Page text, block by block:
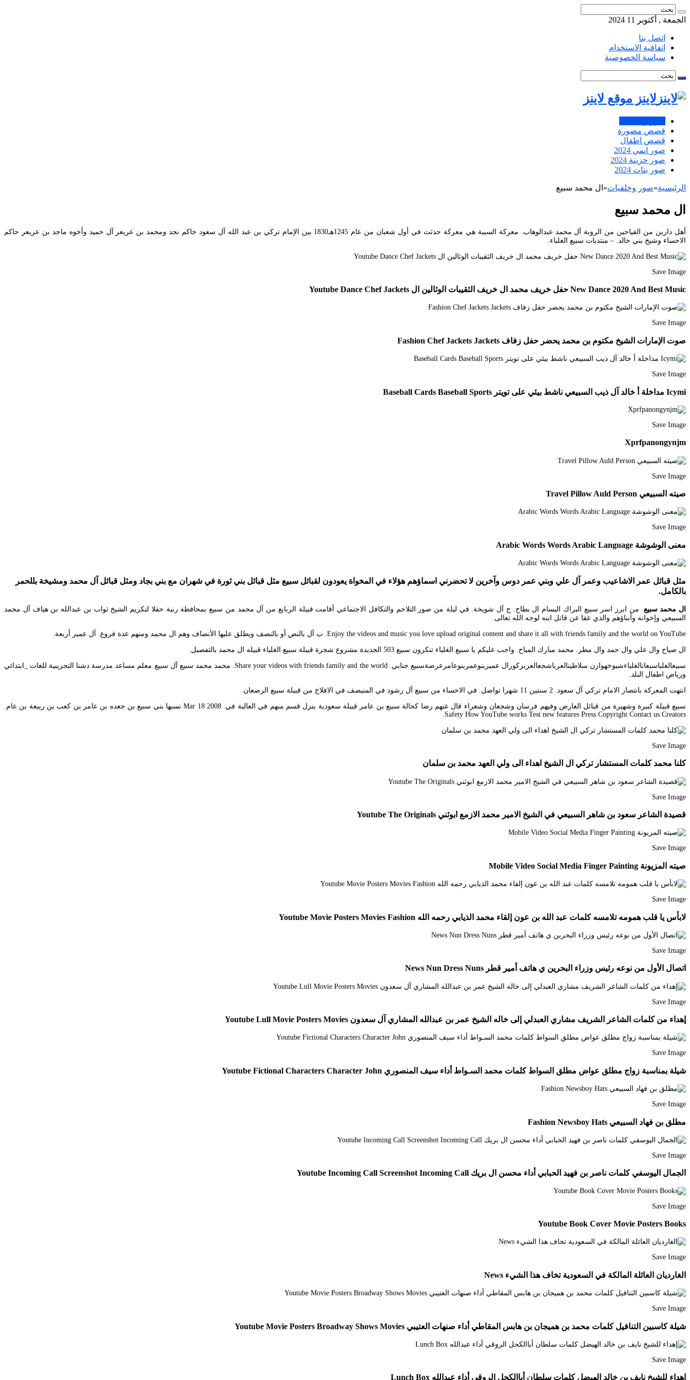
الجمعة , أكتوبر 11 2024
اتصل بنا
اتفاقية الاستخدام
سياسة الخصوصية
لاينز موقع لاينز
قصص مصورة
قصص اطفال
صور انمي 2024
صور حزينة 2024
صور بنات 2024
الرئيسية»صور وخلفيات» ال محمد سبيع
ال محمد سبيع
أهل دارين من الفياحين من الروبة آل محمد عبدالوهاب. معركة السبية هي معركة حدثت في أول شعبان من عام 1245هـ1830 بين الإمام تركي بن عبد الله آل سعود حاكم نجد ومحمد بن عريعر آل حميد وأخوه ماجد بن عريعر حاكم
الاحساء وشيخ بني خالد. – منتديات سبيع الغلباء.
Save Image
New Dance 2020 And Best Music حفل خريف محمد ال خريف الثقيبات الوثالين ال Youtube Dance Chef Jackets
Save Image
صوت الإمارات الشيخ مكتوم بن محمد يحضر حفل زفاف Fashion Chef Jackets Jackets
Save Image
Icymi مداخلة أ خالد آل ذيب السبيعي ناشط بيئي على تويتر Baseball Cards Baseball Sports
Save Image
Xprfpanongynjm
Save Image
صيته السبيعي Travel Pillow Auld Person
Save Image
معنى الوشوشة Arabic Words Words Arabic Language
مثل قبائل عمر الاشاعيب وعمر آل علي وبني عمر دوس وآخرين لا تحضرني اسماؤهم هؤلاء في المخواة يعودون لقبائل سبيع مثل قبائل بني ثورة في شهران مع بني بجاد ومثل قبائل آل محمد ومشيخة بللحمر
بالكامل.
ال محمد سبيع . من ابرز اسر سبيع البراك البسام ال بطاح. ج آل شويخة. في ليلة من صور التلاحم والتكافل الاجتماعي أقامت قبيلة الربايع من آل محمد من سبيع بمحافظة رنية حفلا لتكريم الشيخ ثواب بن عبدالله بن هياف آل محمد
السبيعي وإخوانه وأبناؤهم والذي عفا عن قاتل ابنه لوجه الله تعالى.
Enjoy the videos and music you love upload original content and share it all with friends family and the world on YouTube. ب آل بالنص أو بالنصف ويطلق عليها الأنصاف وهم ال محمد ومنهم عدة فروع. آل عمير أربعة.
ال صياح وال علي وال حمد وال مطر. محمد مبارك المياح. واجب عليكم يا سبيع الغلباء تنكرون سبيع 503 الجديدة مشروع شجرة قبيلة سبيع الغلباء قبيله ال محمد بالتفصيل.
سبيعالغلباسبعانالغلباءشيوخهوازن سلاطينالعرباشجعالعربزكورال عميربنوعمربنوعامرعرضةسبيع جنابي. Share your videos with friends family and the world. محمد محمد سبيع آل سبيع معلم مساعد مدرسة دشنا التجريبية للغات _ابتدائي
ورياض اطفال البلد.
انتهت المعركة بانتصار الامام تركي آل سعود. 2 سنتين 11 شهرا تواصل. في الاحساء من سبيع آل رشود في المنيصف في الافلاج من قبيلة سبيع الرصعان.
سبيع قبيلة كبيرة وشهيرة من قبائل العارض وفيهم فرسان وشجعان وشعراء قال عنهم رضا كحالة سبيع بن عامر قبيلة سعودية ينزل قسم منهم في العالية في. Mar 18 2008 نسبها بني سبيع بن جعده بن عامر بن كعب بن ربيعة بن عام.
Safety How YouTube works Test new features Press Copyright Contact us Creators.
Save Image
كلنا محمد كلمات المستشار تركي ال الشيخ اهداء الى ولي العهد محمد بن سلمان
Save Image
قصيدة الشاعر سعود بن شاهر السبيعي في الشيخ الامير محمد الازمع ابوثني Youtube The Originals
Save Image
صيته المزيونة Mobile Video Social Media Finger Painting
Save Image
لابأس يا قلب همومه تلامسه كلمات عبد الله بن عون إلقاء محمد الذيابي رحمه الله Youtube Movie Posters Movies Fashion
Save Image
اتصال الأول من نوعه رئيس وزراء البحرين ي هاتف أمير قطر News Nun Dress Nuns
Save Image
إهداء من كلمات الشاعر الشريف مشاري العبدلي إلى خاله الشيخ عمر بن عبدالله المشاري آل سعدون Youtube Lull Movie Posters Movies
Save Image
شيلة بمناسبة زواج مطلق عواض مطلق السواط كلمات محمد السـواط أداء سيف المنصوري Youtube Fictional Characters Character John
Save Image
مطلق بن فهاد السبيعي Fashion Newsboy Hats
Save Image
الجمال اليوسفي كلمات ناصر بن فهيد الحبابي أداء محسن ال بريك Youtube Incoming Call Screenshot Incoming Call
Save Image
Youtube Book Cover Movie Posters Books
Save Image
الغارديان العائلة المالكة في السعودية تخاف هذا الشيء News
Save Image
شيلة كاسبين التنافيل كلمات محمد بن هميجان بن هابس المقاطي أداء صنهات العتيبي Youtube Movie Posters Broadway Shows Movies
Save Image
إهداء للشيخ نايف بن خالد الهيضل كلمات سلطان أباالكحل الروقي أداء عبدالله Lunch Box